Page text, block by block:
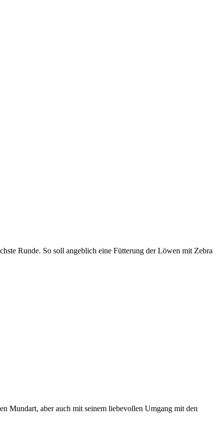
Runde. So soll angeblich eine Fütterung der Löwen mit Zebra
Mundart, aber auch mit seinem liebevollen Umgang mit den